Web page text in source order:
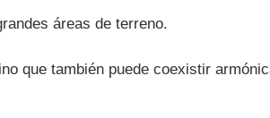
áreas de terreno.
que también puede coexistir